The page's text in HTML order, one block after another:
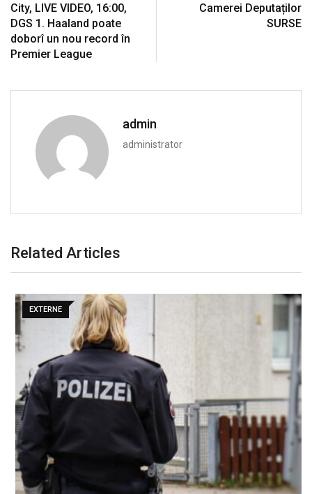
City, LIVE VIDEO, 16:00,
DGS 1. Haaland poate
doborî un nou record în
Premier League
Camerei Deputaților
SURSE
admin
administrator
Related Articles
EXTERNE